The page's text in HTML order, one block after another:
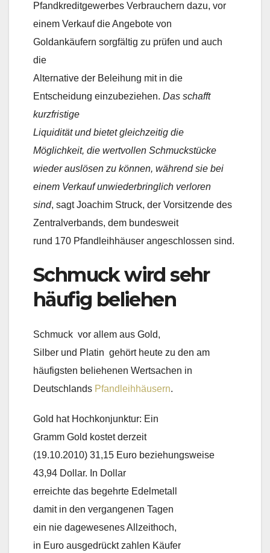
Pfandkreditgewerbes Verbrauchern dazu, vor
einem Verkauf die Angebote von
Goldankäufern sorgfältig zu prüfen und auch
die
Alternative der Beleihung mit in die
Entscheidung einzubeziehen.  Das schafft
kurzfristige
Liquidität und bietet gleichzeitig die
Möglichkeit, die wertvollen Schmuckstücke
wieder auslösen zu können, während sie bei
einem Verkauf unwiederbringlich verloren
sind, sagt Joachim Struck, der Vorsitzende des
Zentralverbands, dem bundesweit
rund 170 Pfandleihhäuser angeschlossen sind.
Schmuck wird sehr
häufig beliehen
Schmuck  vor allem aus Gold,
Silber und Platin  gehört heute zu den am
häufigsten beliehenen Wertsachen in
Deutschlands Pfandleihhäusern.
Gold hat Hochkonjunktur: Ein
Gramm Gold kostet derzeit
(19.10.2010) 31,15 Euro beziehungsweise
43,94 Dollar. In Dollar
erreichte das begehrte Edelmetall
damit in den vergangenen Tagen
ein nie dagewesenes Allzeithoch,
in Euro ausgedrückt zahlen Käufer